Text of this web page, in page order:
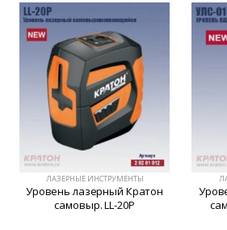
ЛАЗЕРНЫЕ ИНСТРУМЕНТЫ
Уровень лазерный Кратон
самовыр. LL-20P